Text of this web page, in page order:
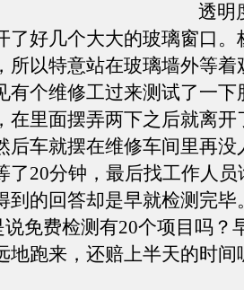
透明
了好几个大大的玻璃窗口。
所以特意站在玻璃墙外等着
有个维修工过来测试了一下
在里面摆弄两下之后就离开
后车就摆在维修车间里再没
了20分钟，最后找工作人
到的回答却是早就检测完毕
说免费检测有20个项目吗？
地跑来，还赔上半天的时间